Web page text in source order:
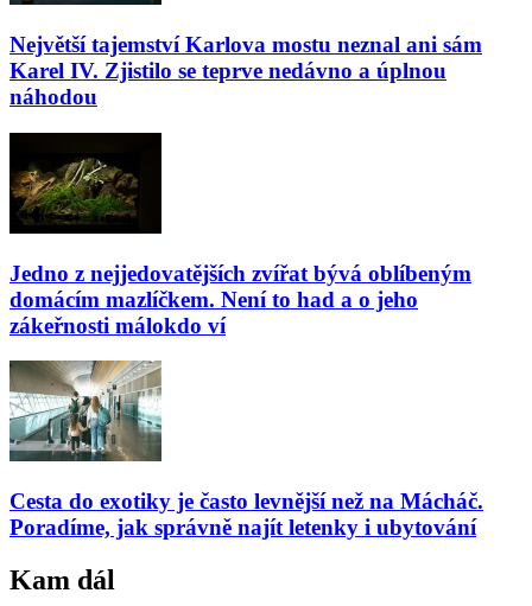
Největší tajemství Karlova mostu neznal ani sám
Karel IV. Zjistilo se teprve nedávno a úplnou
náhodou
Jedno z nejjedovatějších zvířat bývá oblíbeným
domácím mazlíčkem. Není to had a o jeho
zákeřnosti málokdo ví
Cesta do exotiky je často levnější než na Mácháč.
Poradíme, jak správně najít letenky i ubytování
Kam dál